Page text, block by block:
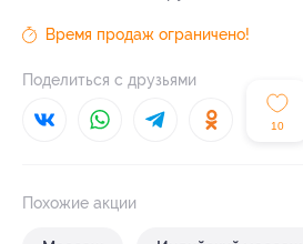
10
Время продаж ограничено!
Поделиться с друзьями
Похожие акции